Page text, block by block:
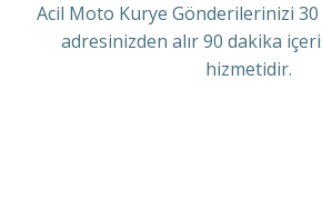
Acil Moto Kurye Gönderilerinizi
adresinizden alır 90 dakika
hizmetidir.